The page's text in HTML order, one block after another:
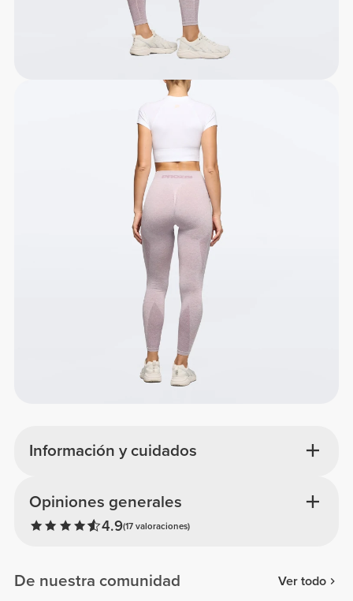
Información y cuidados
Opiniones generales
4.9(17 valoraciones)
De nuestra comunidad Ver todo